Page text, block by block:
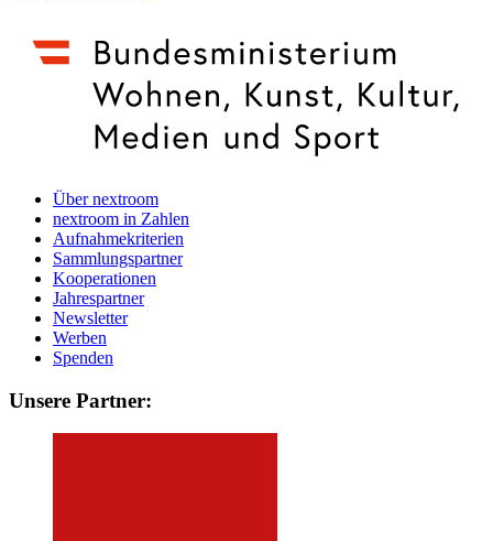
Über nextroom
nextroom in Zahlen
Aufnahmekriterien
Sammlungspartner
Kooperationen
Jahrespartner
Newsletter
Werben
Spenden
Unsere Partner: